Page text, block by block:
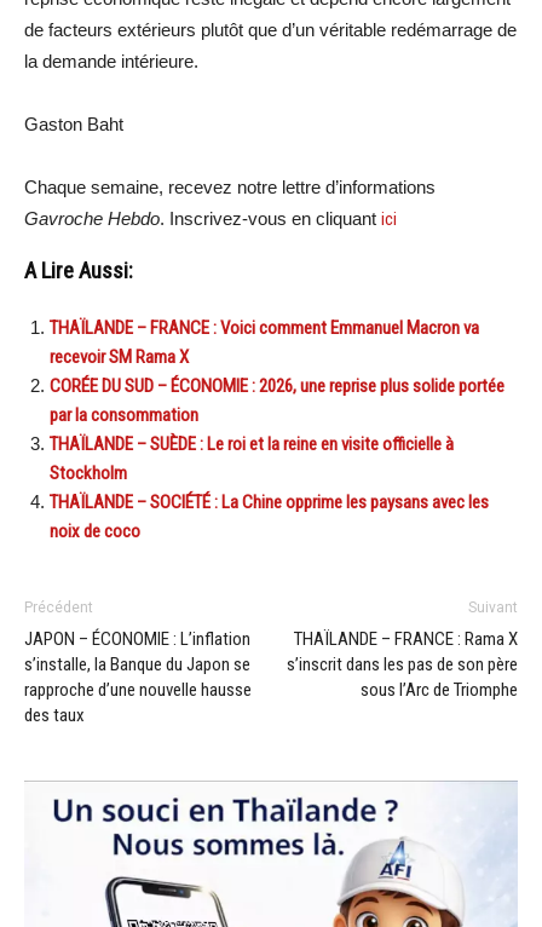
de facteurs extérieurs plutôt que d’un véritable redémarrage de
la demande intérieure.
Gaston Baht
Chaque semaine, recevez notre lettre d’informations
Gavroche Hebdo. Inscrivez-vous en cliquant ici
A Lire Aussi:
THAÏLANDE – FRANCE : Voici comment Emmanuel Macron va
recevoir SM Rama X
CORÉE DU SUD – ÉCONOMIE : 2026, une reprise plus solide portée
par la consommation
THAÏLANDE – SUÈDE : Le roi et la reine en visite officielle à
Stockholm
THAÏLANDE – SOCIÉTÉ : La Chine opprime les paysans avec les
noix de coco
Précédent
JAPON – ÉCONOMIE : L’inflation
s’installe, la Banque du Japon se
rapproche d’une nouvelle hausse
des taux
Suivant
THAÏLANDE – FRANCE : Rama X
s’inscrit dans les pas de son père
sous l’Arc de Triomphe